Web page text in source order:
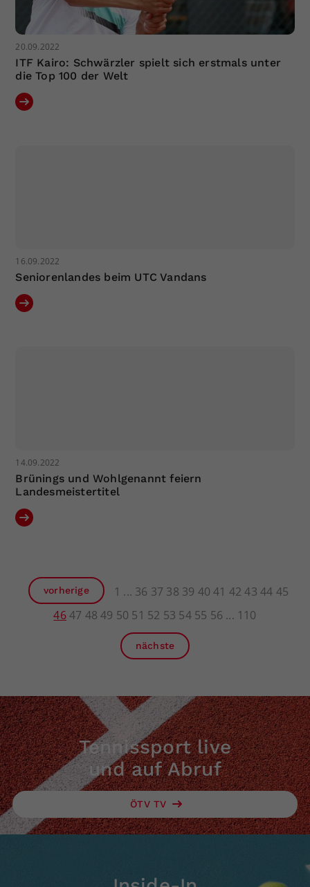
20.09.2022
ITF Kairo: Schwärzler spielt sich erstmals unter
die Top 100 der Welt
16.09.2022
Seniorenlandes beim UTC Vandans
14.09.2022
Brünings und Wohlgenannt feiern
Landesmeistertitel
vorherige 1 36 37 38 39 40 41 42 43 44 45
4647 48 49 50 51 52 53 54 55 56 110
nächste
Tennissport live
und auf Abruf
ÖTV TV